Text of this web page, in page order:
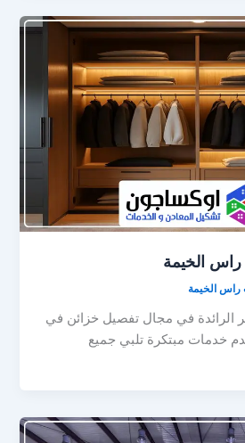
الخيمة
راس الخيمة
الرائدة في مجال تفصيل خزائن في
خدمات مبتكرة تلبي جميع